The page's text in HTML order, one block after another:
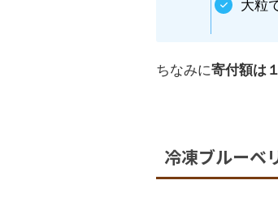
大粒
ちなみに寄付額は
冷凍ブルーベ